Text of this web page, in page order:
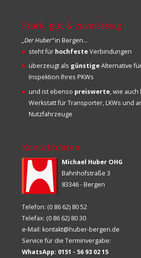
Stark, gut & zuverlässig
„Der Huber“in Bergen…
steht für hochfesteVerbindungen
überzeugt als günstigeAlternative
Inspektion Ihres PKWs
und ist ebenso preiswerte, wie auch
Werkstatt für Transporter, LKWs und
Nutzfahrzeuge
Kontaktdaten
Michael Huber OHG
Bahnhofstraße 3
83346 - Bergen
Telefon: (0 86 62) 80 52
Telefax: (0 86 62) 80 30
e-Mail: kontakt@huber-bergen.de
Service für die Terminvergabe:
WhatsApp: 0151 - 56 93 02 15